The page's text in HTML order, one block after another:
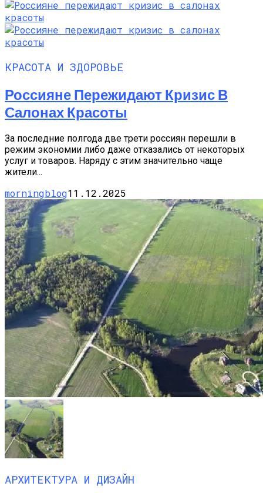
КРАСОТА И ЗДОРОВЬЕ
Россияне Пережидают Кризис В
Салонах Красоты
За последние полгода две трети россиян перешли в
режим экономии либо даже отказались от некоторых
услуг и товаров. Наряду с этим значительно чаще
жители...
morningblog11.12.2025
АРХИТЕКТУРА И ДИЗАЙН